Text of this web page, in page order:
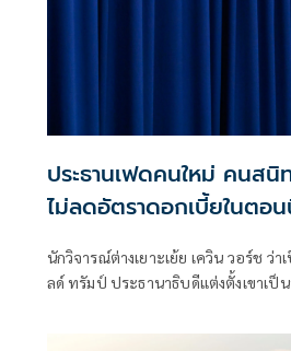
ประธานเฟดคนใหม่ คนส
ไม่ลดอัตราดอกเบี้ยในตอ
นักวิจารณ์ต่างเยาะเย้ย เควิน วอร์ช ว่
ลด์ ทรัมป์ ประธานาธิบดีแต่งตั้งเขาเป็
ความคาดหวังอย่างชัดเจนว่า อัตราด